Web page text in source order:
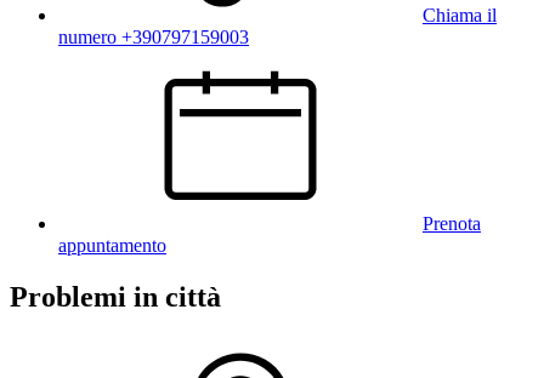
Chiama il
numero +390797159003
Prenota
appuntamento
Problemi in città